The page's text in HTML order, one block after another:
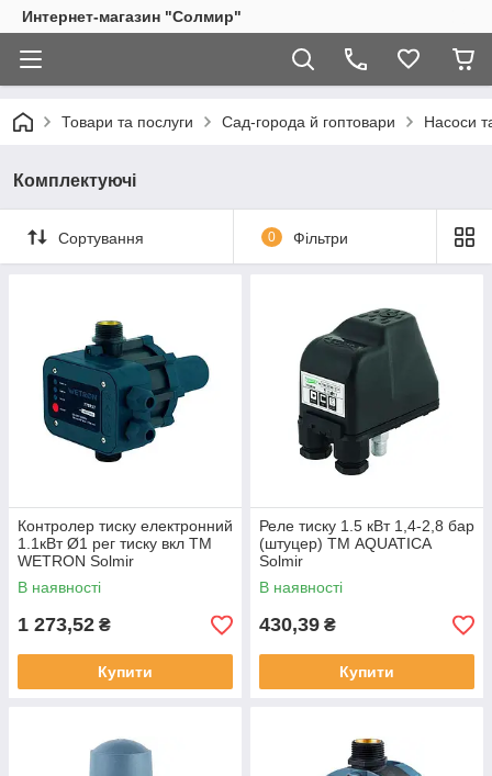
Интернет-магазин "Солмир"
Товари та послуги Сад-города й гоптовари Насоси
Комплектуючі
Сортування 0 Фільтри
Контролер тиску електронний
1.1кВт Ø1 рег тиску вкл ТМ
WETRON Solmir
В наявності
1 273,52 ₴
Купити
Реле тиску 1.5 кВт 1,4-2,8 бар
(штуцер) ТМ AQUATICA
Solmir
В наявності
430,39 ₴
Купити